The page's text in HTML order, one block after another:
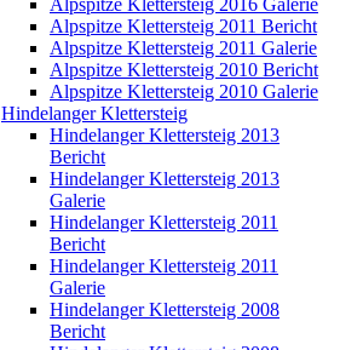
Alpspitze Klettersteig 2011 Bericht
Alpspitze Klettersteig 2011 Galerie
Alpspitze Klettersteig 2010 Bericht
Alpspitze Klettersteig 2010 Galerie
Hindelanger Klettersteig
Hindelanger Klettersteig 2013
Bericht
Hindelanger Klettersteig 2013
Galerie
Hindelanger Klettersteig 2011
Bericht
Hindelanger Klettersteig 2011
Galerie
Hindelanger Klettersteig 2008
Bericht